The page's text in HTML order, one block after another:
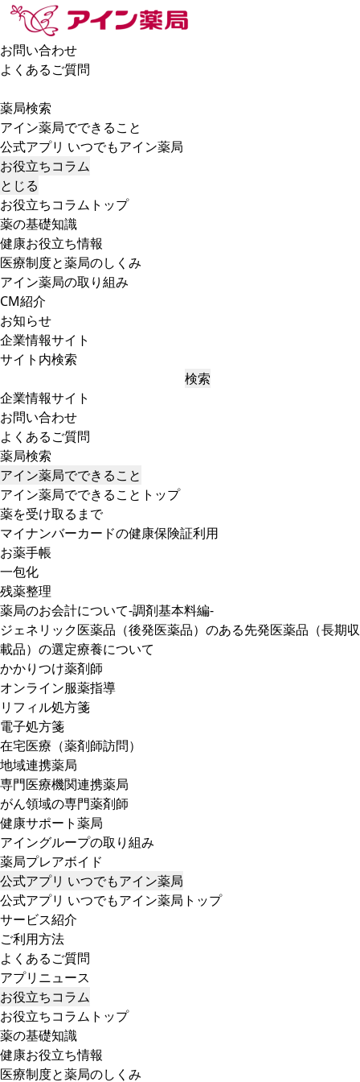
お問い合わせ
よくあるご質問
薬局検索
アイン薬局でできること
公式アプリ いつでもアイン薬局
お役立ちコラム
とじる
お役立ちコラムトップ
薬の基礎知識
健康お役立ち情報
医療制度と薬局のしくみ
アイン薬局の取り組み
CM紹介
お知らせ
企業情報サイト
サイト内検索
検索
企業情報サイト
お問い合わせ
よくあるご質問
薬局検索
アイン薬局でできること
アイン薬局でできることトップ
薬を受け取るまで
マイナンバーカードの健康保険証利用
お薬手帳
一包化
残薬整理
薬局のお会計について-調剤基本料編-
ジェネリック医薬品（後発医薬品）のある先発医薬品（長期収
載品）の選定療養について
かかりつけ薬剤師
オンライン服薬指導
リフィル処方箋
電子処方箋
在宅医療（薬剤師訪問）
地域連携薬局
専門医療機関連携薬局
がん領域の専門薬剤師
健康サポート薬局
アイングループの取り組み
薬局プレアボイド
公式アプリ いつでもアイン薬局
公式アプリ いつでもアイン薬局トップ
サービス紹介
ご利用方法
よくあるご質問
アプリニュース
お役立ちコラム
お役立ちコラムトップ
薬の基礎知識
健康お役立ち情報
医療制度と薬局のしくみ